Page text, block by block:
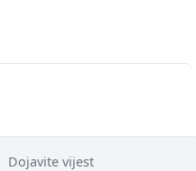
Dojavite vijest